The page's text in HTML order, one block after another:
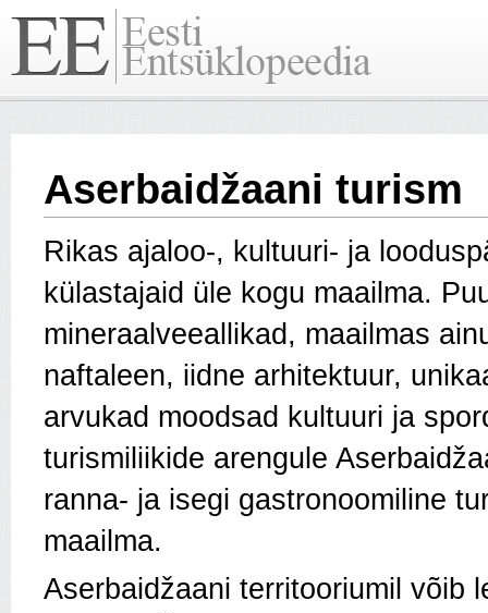
Aserbaidžaani turism
Rikas ajaloo-, kultuuri- ja
külastajaid üle kogu maailma.
mineraalveeallikad, maailmas
naftaleen, iidne arhitektuur,
arvukad moodsad kultuuri ja
turismiliikide arengule
ranna- ja isegi gastronoomiline
maailma.
Aserbaidžaani territooriumil võib